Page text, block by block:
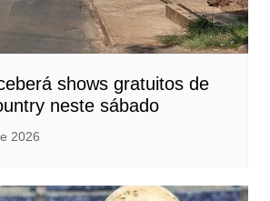
shows gratuitos de
neste sábado
2026